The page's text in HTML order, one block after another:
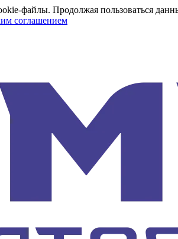
файлы. Продолжая пользоваться
соглашением